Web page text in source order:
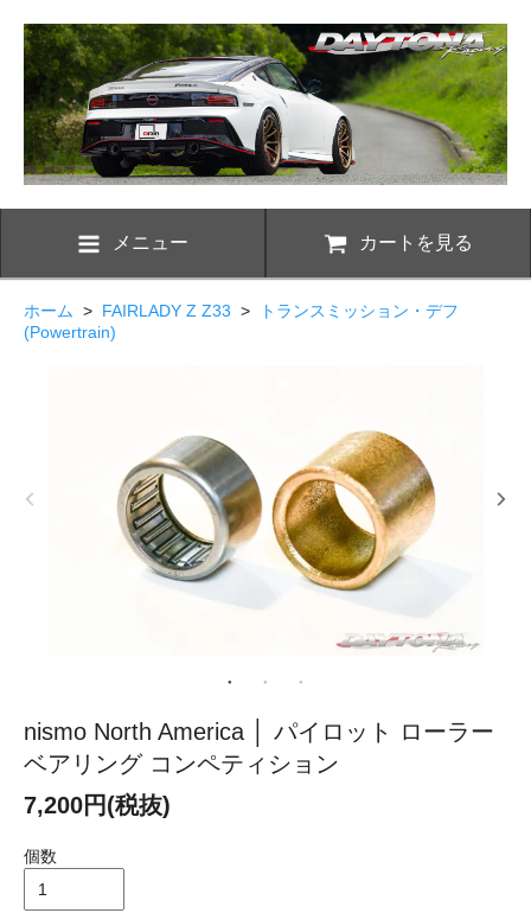
メニュー カートを見る
ホーム > FAIRLADY Z Z33 >
トランスミッション・デフ
(Powertrain)
nismo North America │ パイロット ローラー
ベアリング コンペティション
7,200円(税抜)
個数